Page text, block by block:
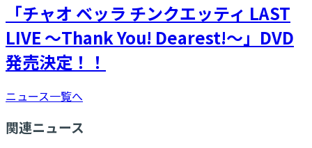
​「チャオ ベッラ チンクエッティ LAST
LIVE ～Thank You! Dearest!～」DVD
発売決定！！
ニュース一覧へ
関連ニュース